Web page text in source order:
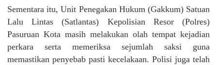
Sementara itu, Unit Penegakan Hukum (Gakkum) Satuan
Lalu Lintas (Satlantas) Kepolisian Resor (Polres)
Pasuruan Kota masih melakukan olah tempat kejadian
perkara serta memeriksa sejumlah saksi guna
memastikan penyebab pasti kecelakaan. Polisi juga telah